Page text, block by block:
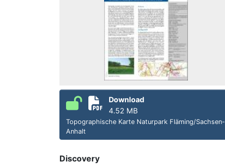
Download
4.52 MB
Topographische Karte Naturpark Fläming/Sachsen-
Anhalt
Discovery